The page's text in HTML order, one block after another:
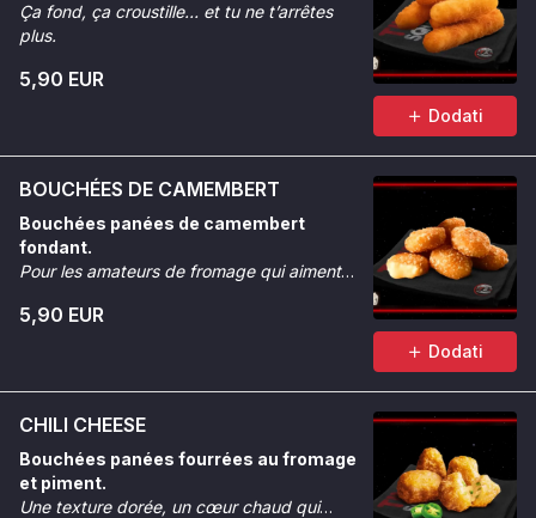
Ça fond, ça croustille… et tu ne t’arrêtes
plus.
5,90 EUR
Dodati
BOUCHÉES DE CAMEMBERT
Bouchées panées de camembert
fondant.
Pour les amateurs de fromage qui aiment
5,90 EUR
Dodati
CHILI CHEESE
Bouchées panées fourrées au fromage
et piment.
Une texture dorée, un cœur chaud qui